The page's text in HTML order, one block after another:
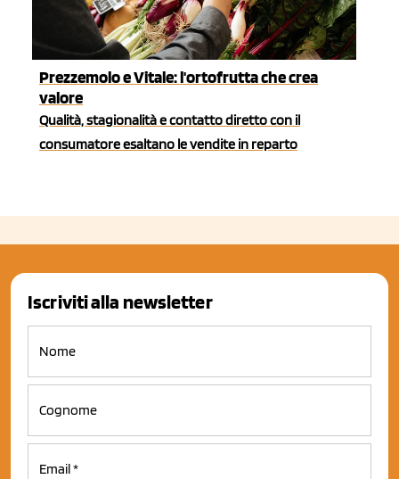
Prezzemolo e Vitale: l'ortofrutta che crea
valore
Qualità, stagionalità e contatto diretto con il
consumatore esaltano le vendite in reparto
Iscriviti alla newsletter